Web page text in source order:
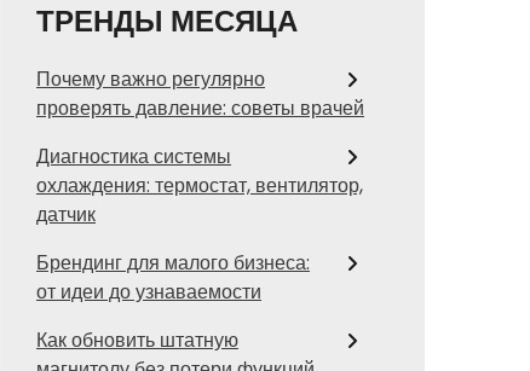
ТРЕНДЫ МЕСЯЦА
Почему важно регулярно
проверять давление: советы врачей
Диагностика системы
охлаждения: термостат, вентилятор,
датчик
Брендинг для малого бизнеса:
от идеи до узнаваемости
Как обновить штатную